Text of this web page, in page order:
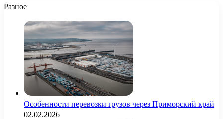
Разное
Особенности перевозки грузов через Приморский край
02.02.2026